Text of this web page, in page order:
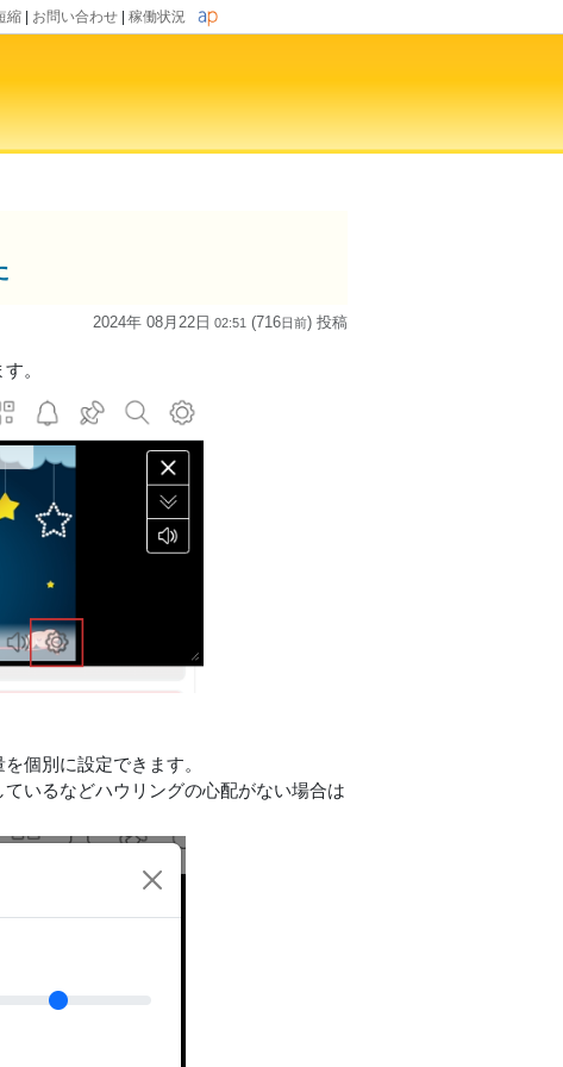
縮 お問い合わせ 稼働状況
2024年 08月22日 02:51 (716日前) 投稿
。
個別に設定できます。
いるなどハウリングの心配がない場合は